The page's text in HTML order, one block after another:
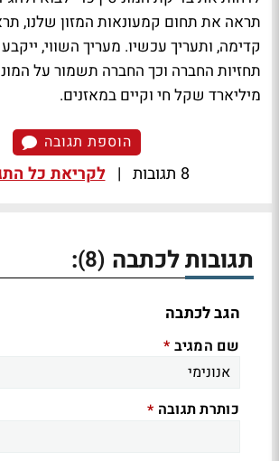
תראה את תחום קמעונאות המזון שלנו,
קדימה, ותעריך עכשיו. מעריך השווי, ייקבע
מיליארד שקל חי וקיים במאזנים.
הוספת תגובה
8 תגובות | לקריאת כל
תגובות לכתבה (8)
:
הגב לכתבה
שם המגיב *
כותרת תגובה *